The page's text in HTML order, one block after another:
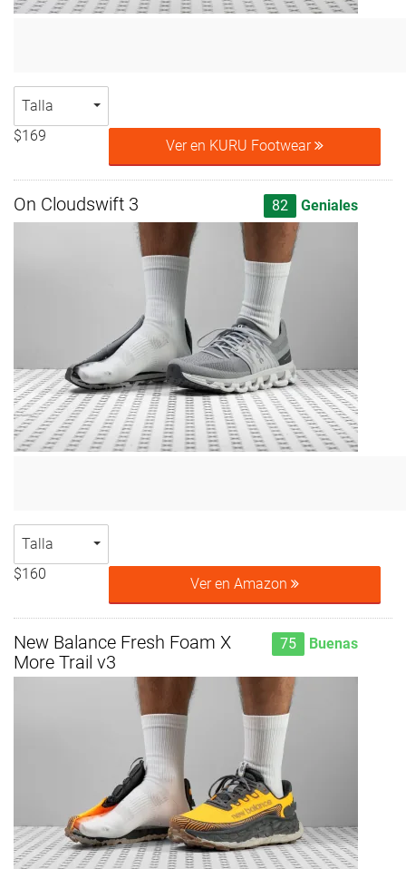
Talla
$169
Ver en KURU Footwear
On Cloudswift 3 82 Geniales
Talla
$160
Ver en Amazon
New Balance Fresh Foam X
More Trail v3
75 Buenas